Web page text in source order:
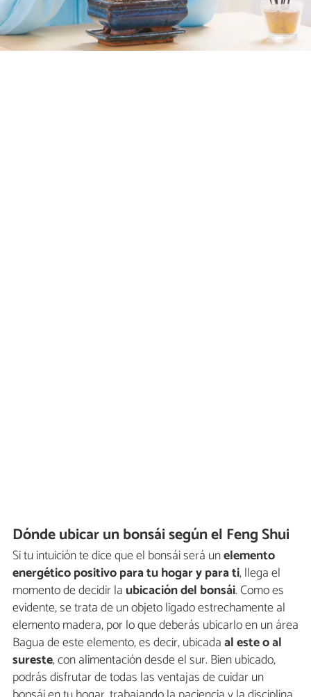
Dónde ubicar un bonsái según el Feng Shui
Si tu intuición te dice que el bonsái será unelemento
energético positivo para tu hogar y para ti, llega el
momento de decidir la ubicación del bonsái. Como es
evidente, se trata de un objeto ligado estrechamente al
elemento madera, por lo que deberás ubicarlo en un área
Bagua de este elemento, es decir, ubicadaal este o al
sureste, con alimentación desde el sur. Bien ubicado,
podrás disfrutar de todas las ventajas de cuidar un